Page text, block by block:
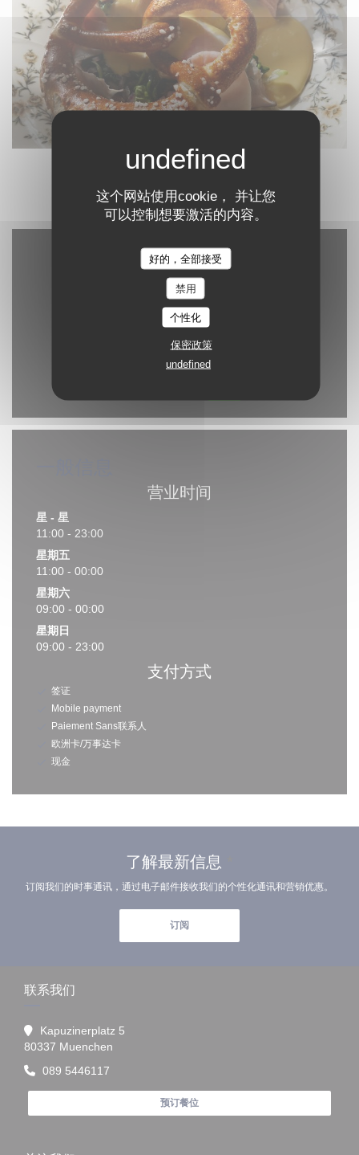
这个网站使用cookie， 并让您
可以控制想要激活的内容。
好的，全部接受
禁用
个性化
保密政策
undefined
营业时间
星 - 星
11:00 - 23:00
星期五
11:00 - 00:00
星期六
09:00 - 00:00
星期日
09:00 - 23:00
支付方式
签证
Mobile payment
Paiement Sans联系人
欧洲卡/万事达卡
现金
了解最新信息
订阅我们的时事通讯，通过电子邮件接收我们的个性化通讯和营销优惠。
订阅
联系我们
Kapuzinerplatz 5
80337 Muenchen
089 5446117
预订餐位